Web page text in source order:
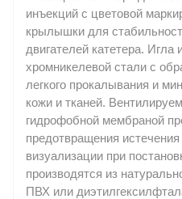
Наружный воздушный
Ножницевидные
Ножницы хирургические
одноразового использования
Рукоятки скальпеля
Смазка для хирургических
Хирургические ножницы
многоразовые.
Хирургические скальпели
Шприцы
Антисептические средства
инъекций с цветовой
крылышки для
двигателей катетера. Игла
хромникелевой стали с
легкого прокалывания и
кожи и тканей.
гидрофобной мембраной
предотвращения
визуализации при
производятся из
ПВХ или